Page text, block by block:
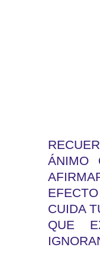
ÁNIMO
CUIDA
QUE